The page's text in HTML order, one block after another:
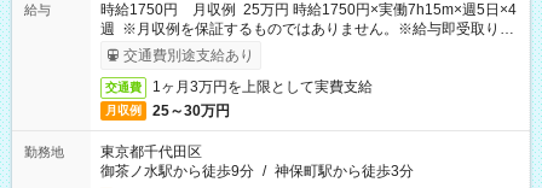
給与
時給1750円 月収例 25万円 時給1750円×実働7h15m×週5日×4
週 ※月収例を保証するものではありません。※給与即受取りサ
ービス利用可（利用条件有）
交通費別途支給あり
交通費 1ヶ月3万円を上限として実費支給
月収例 25～30万円
勤務地
東京都千代田区
御茶ノ水駅から徒歩9分 / 神保町駅から徒歩3分